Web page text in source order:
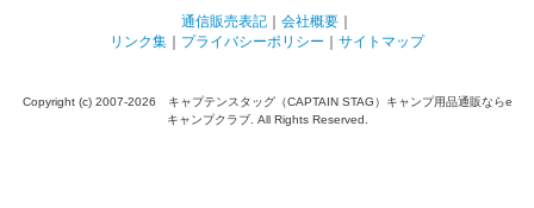
通信販売表記 ｜ 会社概要 ｜
リンク集 ｜ プライバシーポリシー ｜ サイトマップ
Copyright (c) 2007-2026 キャプテンスタッグ（CAPTAIN STAG）キャンプ用品通販ならe
キャンプクラブ. All Rights Reserved.